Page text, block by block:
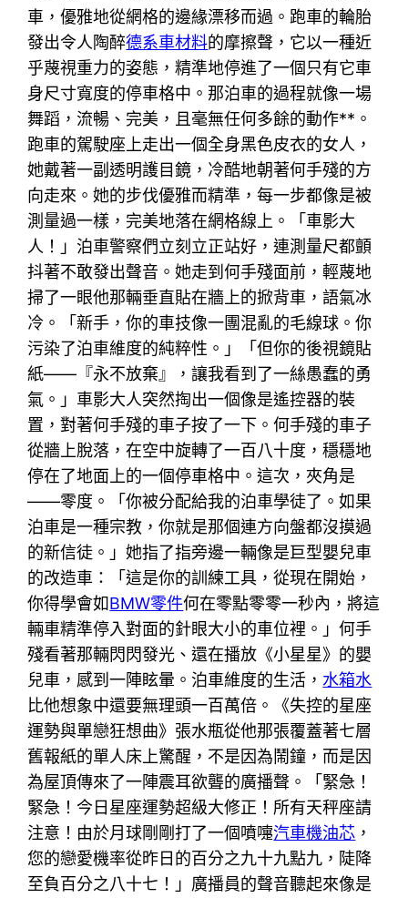
車，優雅地從網格的邊緣漂移而過。跑車的輪胎
發出令人陶醉德系車材料的摩擦聲，它以一種近
乎蔑視重力的姿態，精準地停進了一個只有它車
身尺寸寬度的停車格中。那泊車的過程就像一場
舞蹈，流暢、完美，且毫無任何多餘的動作**。
跑車的駕駛座上走出一個全身黑色皮衣的女人，
她戴著一副透明護目鏡，冷酷地朝著何手殘的方
向走來。她的步伐優雅而精準，每一步都像是被
測量過一樣，完美地落在網格線上。「車影大
人！」泊車警察們立刻立正站好，連測量尺都顫
抖著不敢發出聲音。她走到何手殘面前，輕蔑地
掃了一眼他那輛垂直貼在牆上的掀背車，語氣冰
冷。「新手，你的車技像一團混亂的毛線球。你
污染了泊車維度的純粹性。」「但你的後視鏡貼
紙——『永不放棄』，讓我看到了一絲愚蠢的勇
氣。」車影大人突然掏出一個像是遙控器的裝
置，對著何手殘的車子按了一下。何手殘的車子
從牆上脫落，在空中旋轉了一百八十度，穩穩地
停在了地面上的一個停車格中。這次，夾角是
——零度。「你被分配給我的泊車學徒了。如果
泊車是一種宗教，你就是那個連方向盤都沒摸過
的新信徒。」她指了指旁邊一輛像是巨型嬰兒車
的改造車：「這是你的訓練工具，從現在開始，
你得學會如BMW零件何在零點零零一秒內，將這
輛車精準停入對面的針眼大小的車位裡。」何手
殘看著那輛閃閃發光、還在播放《小星星》的嬰
兒車，感到一陣眩暈。泊車維度的生活， 水箱水
比他想象中還要無理頭一百萬倍。《失控的星座
運勢與單戀狂想曲》張水瓶從他那張覆蓋著七層
舊報紙的單人床上驚醒，不是因為鬧鐘，而是因
為屋頂傳來了一陣震耳欲聾的廣播聲。「緊急！
緊急！今日星座運勢超級大修正！所有天秤座請
注意！由於月球剛剛打了一個噴嚏汽車機油芯 ，
您的戀愛機率從昨日的百分之九十九點九，陡降
至負百分之八十七！」廣播員的聲音聽起來像是